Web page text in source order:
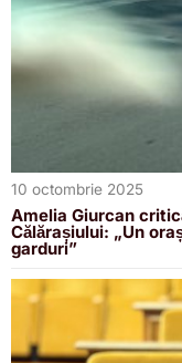
10 octombrie 2025
Amelia Giurcan
Călărașiului: „Un
garduri”